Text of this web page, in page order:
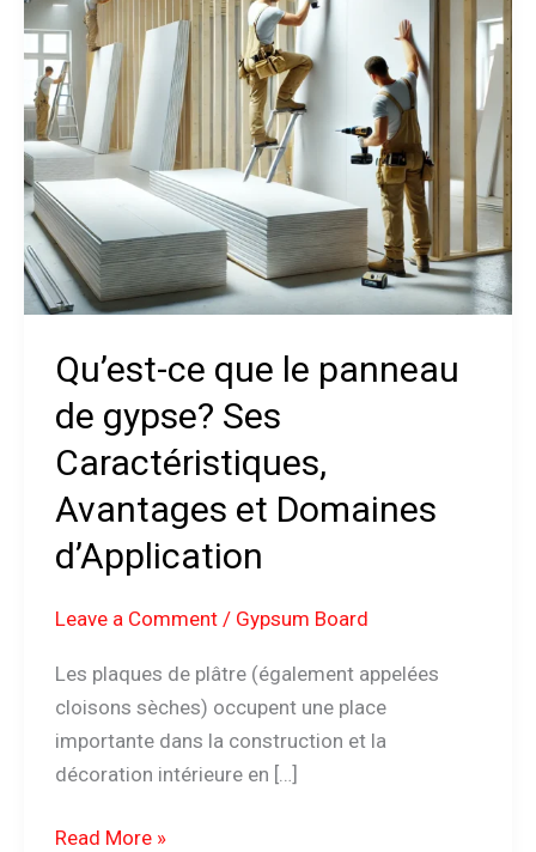
Qu’est-ce que le panneau
de gypse? Ses
Caractéristiques,
Avantages et Domaines
d’Application
Leave a Comment / Gypsum Board
Les plaques de plâtre (également appelées
cloisons sèches) occupent une place
importante dans la construction et la
décoration intérieure en […]
de
gypse?
Ses
Caractéristiques,
Avantages
et
Domaines
d’Application
Read More »